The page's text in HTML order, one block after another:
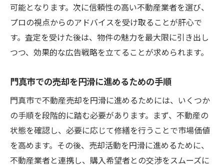
可能となります。次に信頼性の高い不動産業者を選び、
プロの視点からのアドバイスを受け取ることが肝心で
す。査定を受けた後は、物件の魅力を最大限に引き出し
つつ、効果的な広告戦略を立てることが求められます。
門真市での売却を円滑に進めるための手順
門真市で不動産売却を円滑に進めるためには、いくつか
の手順を段階的に踏む必要があります。まず、不動産の
状態を確認し、必要に応じて修繕を行うことで市場価値
を高めます。その後、売却活動を円滑に進めるために、
不動産業者と連携し、購入希望者との交渉をスムーズに